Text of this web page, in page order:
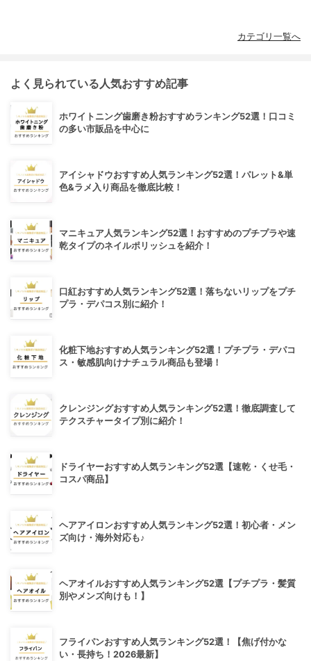
カテゴリ一覧へ
よく見られている人気おすすめ記事
ホワイトニング歯磨き粉おすすめランキング52選！口コミ
の多い市販品を中心に
アイシャドウおすすめ人気ランキング52選！パレット&単
色&ラメ入り商品を徹底比較！
マニキュア人気ランキング52選！おすすめのプチプラや速
乾タイプのネイルポリッシュを紹介！
口紅おすすめ人気ランキング52選！落ちないリップをプチ
プラ・デパコス別に紹介！
化粧下地おすすめ人気ランキング52選！プチプラ・デパコ
ス・敏感肌向けナチュラル商品も登場！
クレンジングおすすめ人気ランキング52選！徹底調査して
テクスチャータイプ別に紹介！
ドライヤーおすすめ人気ランキング52選【速乾・くせ毛・
コスパ商品】
ヘアアイロンおすすめ人気ランキング52選！初心者・メン
ズ向け・海外対応も♪
ヘアオイルおすすめ人気ランキング52選【プチプラ・髪質
別やメンズ向けも！】
フライパンおすすめ人気ランキング52選！【焦げ付かな
い・長持ち！2026最新】